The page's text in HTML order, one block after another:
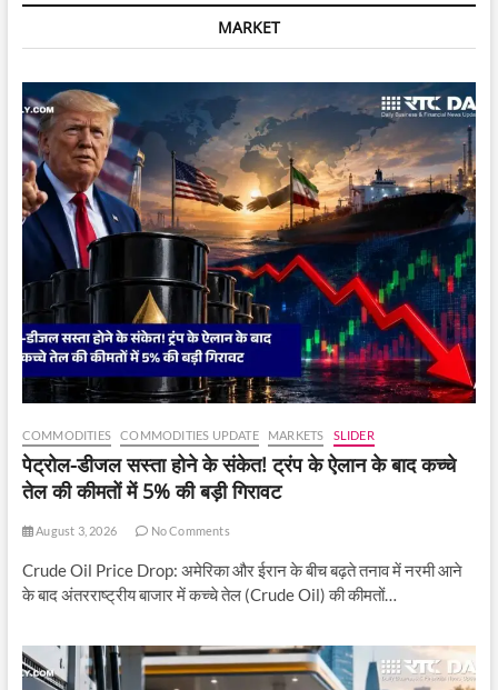
सोशल
पर
‘कैसे
हिम्मत
की…’
MARKET
COMMODITIES COMMODITIES UPDATE MARKETS SLIDER
पेट्रोल-डीजल सस्ता होने के संकेत! ट्रंप के ऐलान के बाद कच्चे
तेल की कीमतों में 5% की बड़ी गिरावट
August 3, 2026 No Comments
Crude Oil Price Drop: अमेरिका और ईरान के बीच बढ़ते तनाव में नरमी आने
के बाद अंतरराष्ट्रीय बाजार में कच्चे तेल (Crude Oil) की कीमतों…